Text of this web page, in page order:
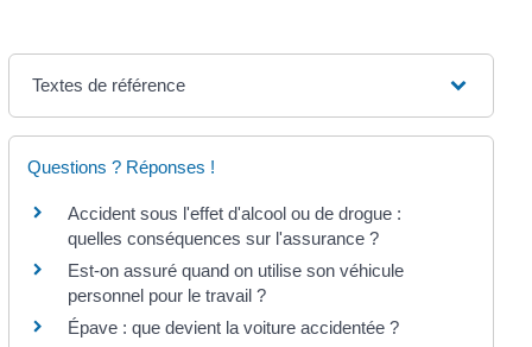
Textes de référence
Questions ? Réponses !
Accident sous l'effet d'alcool ou de drogue :
quelles conséquences sur l'assurance ?
Est-on assuré quand on utilise son véhicule
personnel pour le travail ?
Épave : que devient la voiture accidentée ?